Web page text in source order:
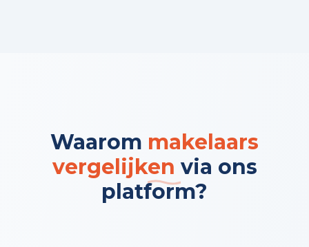
Waarom makelaars
vergelijken via ons
platform?